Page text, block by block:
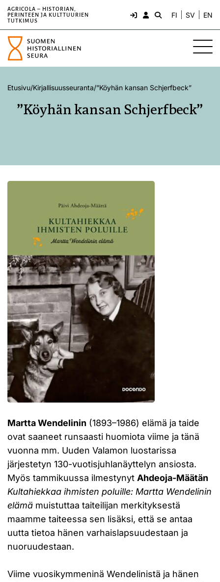
AGRICOLA – HISTORIAN,
PERINTEEN JA KULTTUURIEN
TUTKIMUS
FI SV EN
Etusivu/Kirjallisuusseuranta/”Köyhän kansan Schjerfbeck”
”Köyhän kansan Schjerfbeck”
Martta Wendelinin (1893–1986) elämä ja taide
ovat saaneet runsaasti huomiota viime ja tänä
vuonna mm. Uuden Valamon luostarissa
järjestetyn 130-vuotisjuhlanäyttelyn ansiosta.
Myös tammikuussa ilmestynyt Ahdeoja-Määtän
Kultahiekkaa ihmisten poluille: Martta Wendelinin
elämä muistuttaa taiteilijan merkityksestä
maamme taiteessa sen lisäksi, että se antaa
uutta tietoa hänen varhaislapsuudestaan ja
nuoruudestaan.
Viime vuosikymmeninä Wendelinistä ja hänen